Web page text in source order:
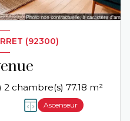
(92300)
Appartement 3 pièce(s) 2 chambre(s) 77.18 m²
Ascenseur